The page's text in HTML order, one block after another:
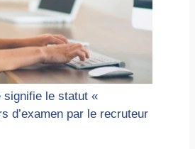
signifie le statut «
d’examen par le recruteur